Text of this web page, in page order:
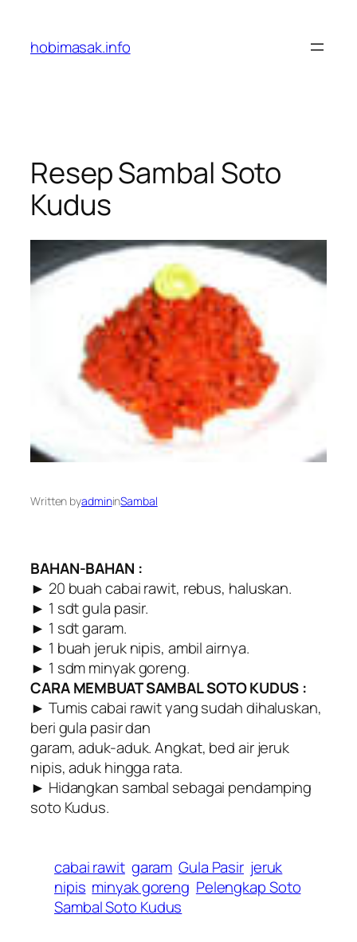
content
hobimasak.info
Resep Sambal Soto
Kudus
Written byadmininSambal
BAHAN-BAHAN :
► 20 buah cabai rawit, rebus, haluskan.
► 1 sdt gula pasir.
► 1 sdt garam.
► 1 buah jeruk nipis, ambil airnya.
► 1 sdm minyak goreng.
CARA MEMBUAT SAMBAL SOTO KUDUS :
► Tumis cabai rawit yang sudah dihaluskan,
beri gula pasir dan
garam, aduk-aduk. Angkat, bed air jeruk
nipis, aduk hingga rata.
► Hidangkan sambal sebagai pendamping
soto Kudus.
cabai rawit garam Gula Pasir jeruk
nipis minyak goreng Pelengkap Soto
Sambal Soto Kudus